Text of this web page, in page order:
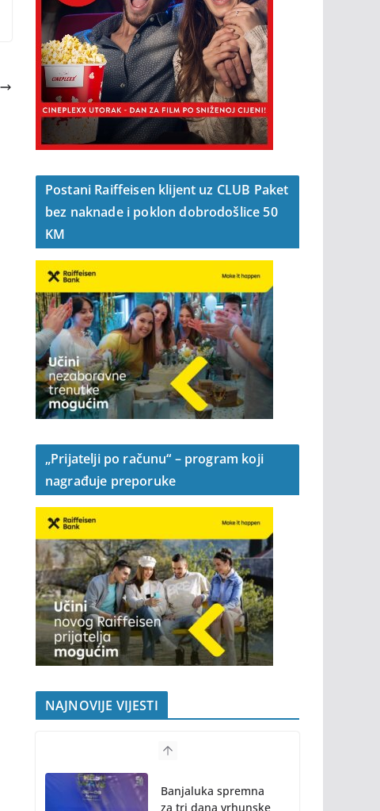
Postani Raiffeisen klijent uz CLUB Paket
bez naknade i poklon dobrodošlice 50
KM
„Prijatelji po računu“ – program koji
nagrađuje preporuke
NAJNOVIJE VIJESTI
Banjaluka spremna
za tri dana vrhunske